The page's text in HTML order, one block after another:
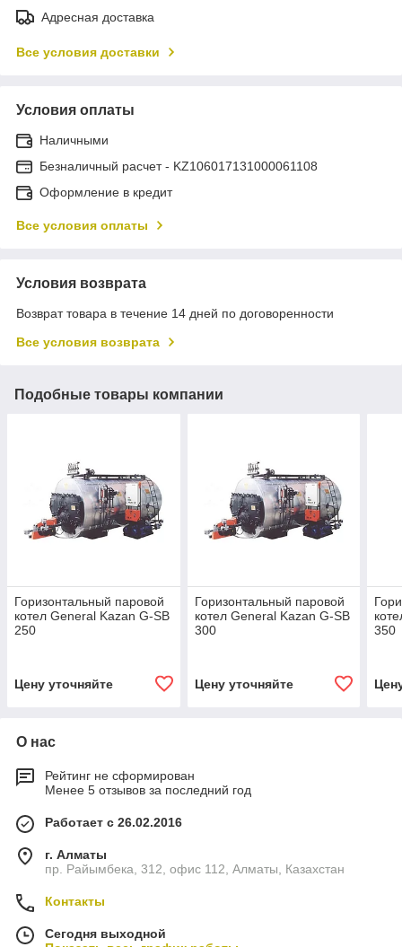
Адресная доставка
Все условия доставки
Условия оплаты
Наличными
Безналичный расчет - KZ106017131000061108
Оформление в кредит
Все условия оплаты
Условия возврата
Возврат товара в течение 14 дней по договоренности
Все условия возврата
Подобные товары компании
Горизонтальный паровой
котел General Kazan G-SB
250
Цену уточняйте
Горизонтальный паровой
котел General Kazan G-SB
300
Цену уточняйте
350
О нас
Рейтинг не сформирован
Менее 5 отзывов за последний год
Работает с 26.02.2016
г. Алматы
пр. Райымбека, 312, офис 112, Алматы, Казахстан
Контакты
Сегодня выходной